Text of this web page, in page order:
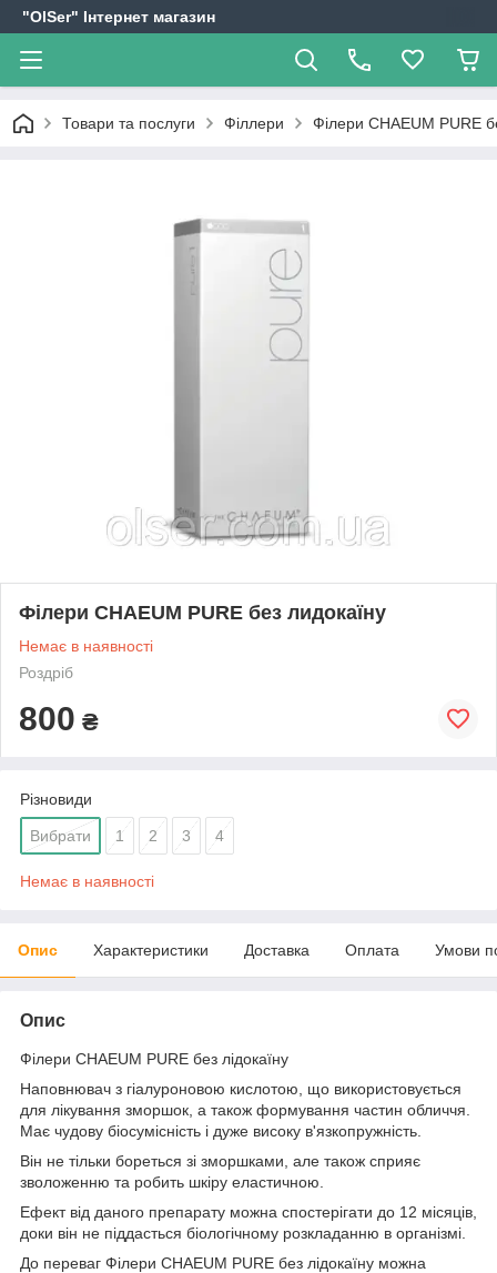
"OlSer" Інтернет магазин
Товари та послуги Філлери Філери CHAEUM PURE
Філери CHAEUM PURE без лидокаїну
Немає в наявності
Роздріб
800 ₴
Різновиди
Вибрати 1 2 3 4
Немає в наявності
Опис Характеристики Доставка Оплата Умови
Опис
Філери CHAEUM PURE без лідокаїну
Наповнювач з гіалуроновою кислотою, що використовується
для лікування зморшок, а також формування частин обличчя.
Має чудову біосумісність і дуже високу в'язкопружність.
Він не тільки бореться зі зморшками, але також сприяє
зволоженню та робить шкіру еластичною.
Ефект від даного препарату можна спостерігати до 12 місяців,
доки він не піддасться біологічному розкладанню в організмі.
До переваг Філери CHAEUM PURE без лідокаїну можна